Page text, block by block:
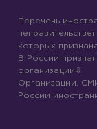
Перечень
которых
В России
организации
Организации,
России